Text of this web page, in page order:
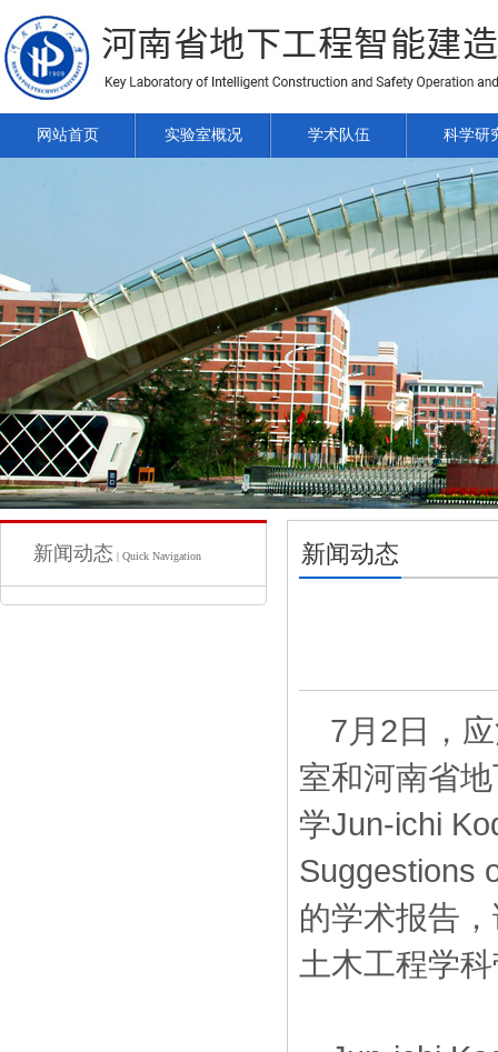
网站首页 实验室概况 学术队伍 科学研
新闻动态 | Quick Navigation 新闻动态
7月2日，
室和河南省
学Jun-ichi
Suggestions
的学术报告
土木工程学